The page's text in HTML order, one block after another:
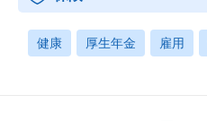
健康 厚生年金 雇用